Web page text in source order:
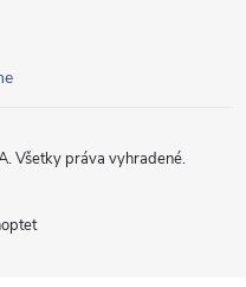
. Všetky práva vyhradené.